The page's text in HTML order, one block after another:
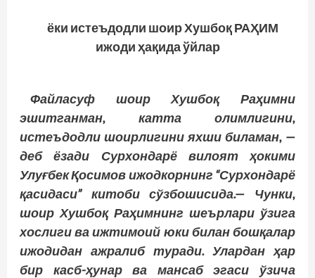
ёки истеъдодли шоир Хушбоқ РАҲИМ
ижоди ҳақида ўйлар
Файласуф шоир Хушбоқ Раҳимни
эшитганман, катта олимлигини,
истеъдодли шоирлигини яхши биламан, —
деб ёзади Сурхондарё вилоят ҳокими
Улуғбек Қосимов ижодкорнинг “Сурхондарё
қасидаси” китоби сўзбошисида.— Чунки,
шоир Хушбоқ Раҳимнинг шеърлари ўзига
хослиги ва ижтимоий юки билан бошқалар
ижодидан ажралиб туради. Улардан ҳар
бир касб-ҳунар ва мансаб эгаси ўзича